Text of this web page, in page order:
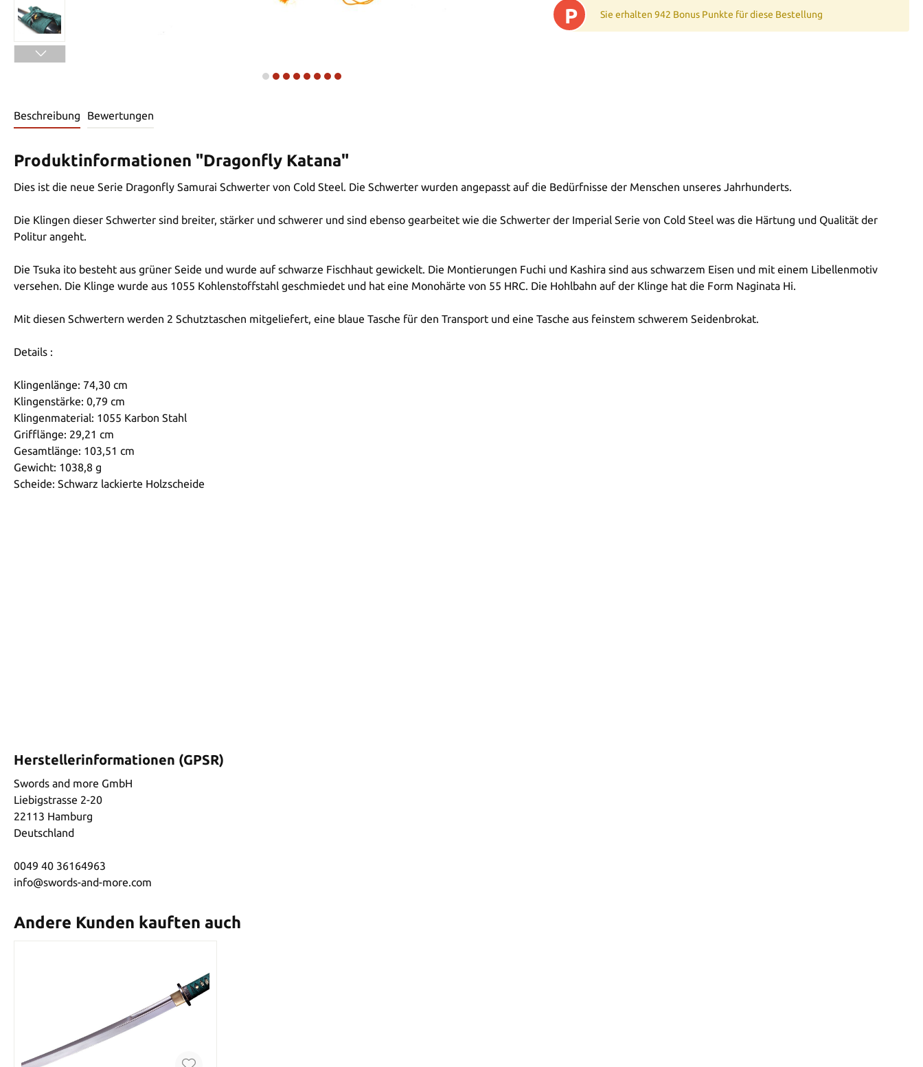
P Sie erhalten 942 Bonus Punkte für diese Bestellung
Beschreibung Bewertungen
Produktinformationen "Dragonfly Katana"
Dies ist die neue Serie Dragonfly Samurai Schwerter von Cold Steel. Die Schwerter wurden angepasst auf die Bedürfnisse der Menschen unseres Jahrhunderts.
Die Klingen dieser Schwerter sind breiter, stärker und schwerer und sind ebenso gearbeitet wie die Schwerter der Imperial Serie von Cold Steel was die Härtung und Qualität der
Politur angeht.
Die Tsuka ito besteht aus grüner Seide und wurde auf schwarze Fischhaut gewickelt. Die Montierungen Fuchi und Kashira sind aus schwarzem Eisen und mit einem Libellenmotiv
versehen. Die Klinge wurde aus 1055 Kohlenstoffstahl geschmiedet und hat eine Monohärte von 55 HRC. Die Hohlbahn auf der Klinge hat die Form Naginata Hi.
Mit diesen Schwertern werden 2 Schutztaschen mitgeliefert, eine blaue Tasche für den Transport und eine Tasche aus feinstem schwerem Seidenbrokat.
Details :
Klingenlänge: 74,30 cm
Klingenstärke: 0,79 cm
Klingenmaterial: 1055 Karbon Stahl
Grifflänge: 29,21 cm
Gesamtlänge: 103,51 cm
Gewicht: 1038,8 g
Scheide: Schwarz lackierte Holzscheide
Herstellerinformationen (GPSR)
Swords and more GmbH
Liebigstrasse 2-20
22113 Hamburg
Deutschland
0049 40 36164963
info@swords-and-more.com
Andere Kunden kauften auch